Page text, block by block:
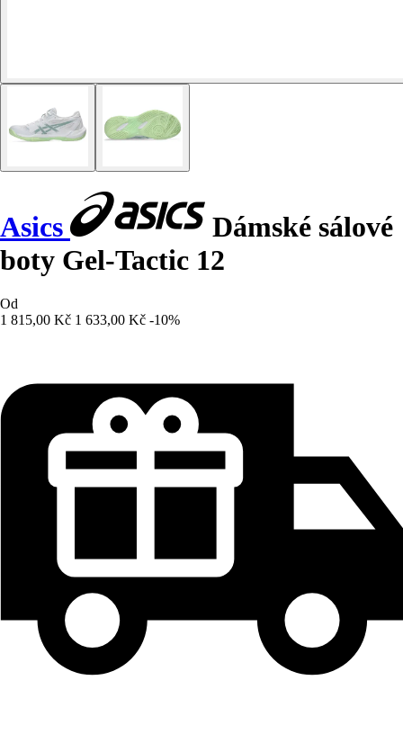
Asics
Dámské sálové
boty Gel-Tactic 12
Od
1 815,00 Kč 1 633,00 Kč -10%